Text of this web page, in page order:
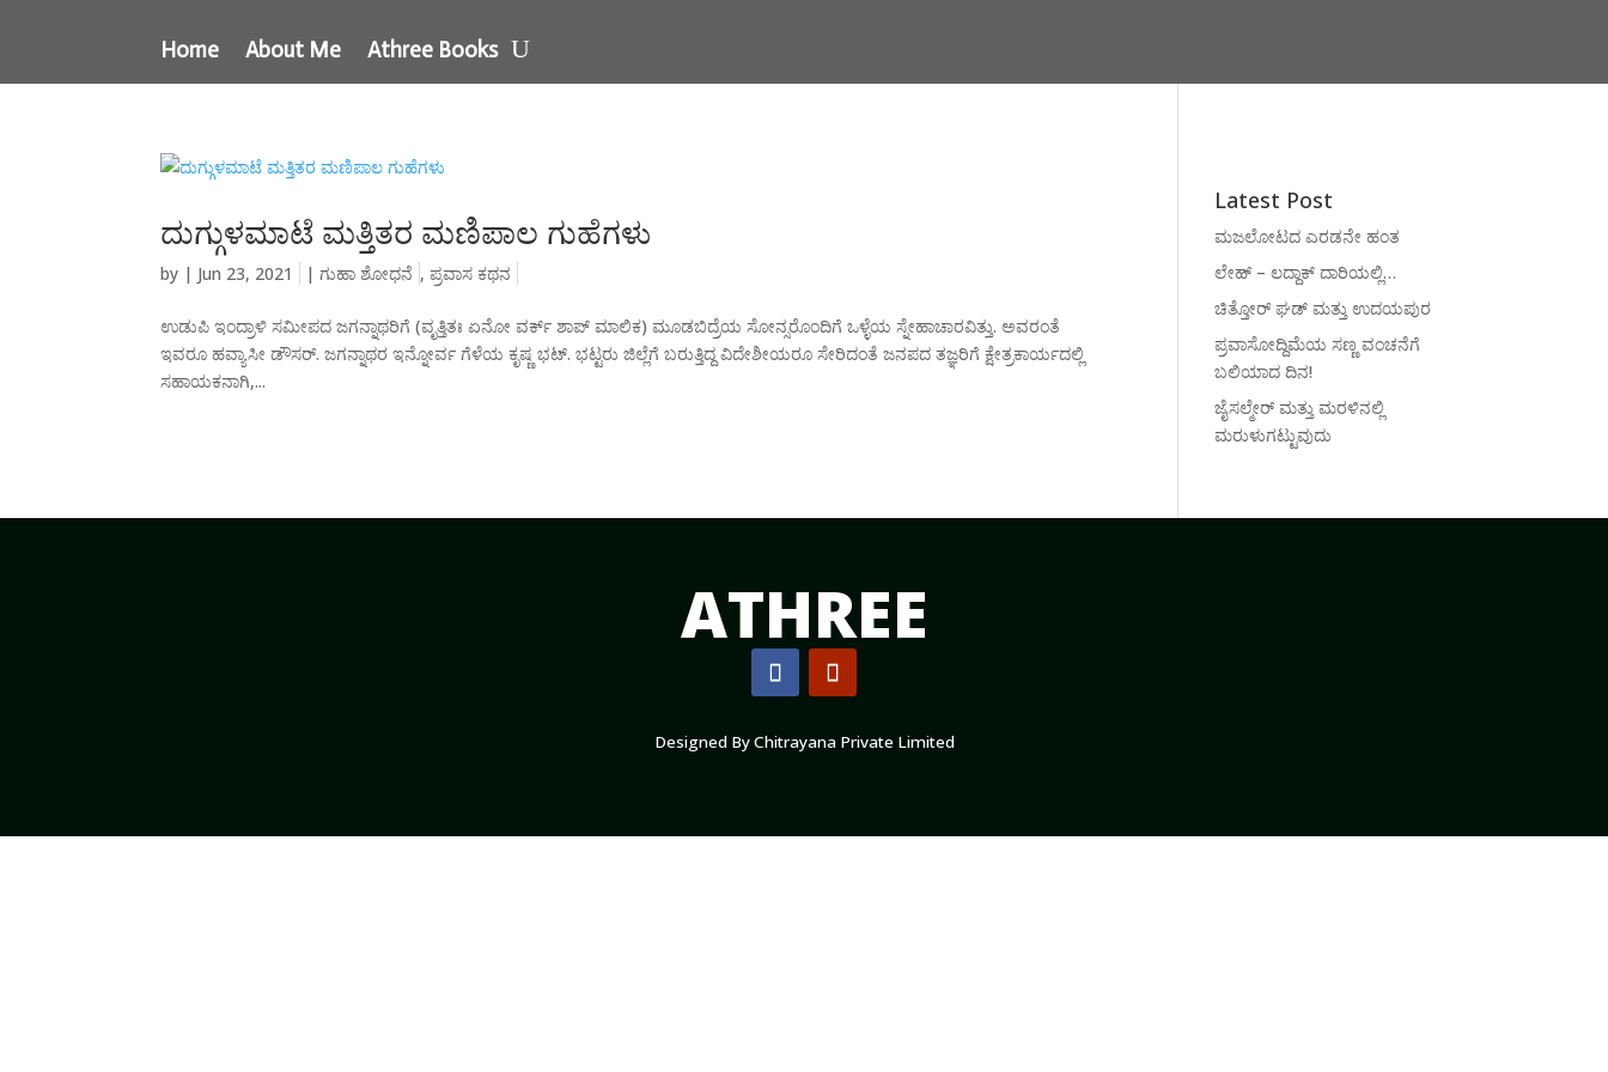
Home About Me Athree Books
ದುಗ್ಗುಳಮಾಟೆ ಮತ್ತಿತರ ಮಣಿಪಾಲ ಗುಹೆಗಳು
by | Jun 23, 2021 |ಗುಹಾ ಶೋಧನೆ ,ಪ್ರವಾಸ ಕಥನ
ಉಡುಪಿ ಇಂದ್ರಾಳಿ ಸಮೀಪದ ಜಗನ್ನಾಥರಿಗೆ (ವೃತ್ತಿತಃ ಏನೋ ವರ್ಕ್ ಶಾಪ್ ಮಾಲಿಕ) ಮೂಡಬಿದ್ರೆಯ ಸೋನ್ಸರೊಂದಿಗೆ ಒಳ್ಳೆಯ ಸ್ನೇಹಾಚಾರವಿತ್ತು. ಅವರಂತೆ
ಇವರೂ ಹವ್ಯಾಸೀ ಡೌಸರ್. ಜಗನ್ನಾಥರ ಇನ್ನೋರ್ವ ಗೆಳೆಯ ಕೃಷ್ಣ ಭಟ್. ಭಟ್ಟರು ಜಿಲ್ಲೆಗೆ ಬರುತ್ತಿದ್ದ ವಿದೇಶೀಯರೂ ಸೇರಿದಂತೆ ಜನಪದ ತಜ್ಞರಿಗೆ ಕ್ಷೇತ್ರಕಾರ್ಯದಲ್ಲಿ
ಸಹಾಯಕನಾಗಿ,...
Latest Post
ಮಜಲೋಟದ ಎರಡನೇ ಹಂತ
ಲೇಹ್ – ಲದ್ದಾಕ್ ದಾರಿಯಲ್ಲಿ…
ಚಿತ್ತೋರ್ ಘಡ್ ಮತ್ತು ಉದಯಪುರ
ಪ್ರವಾಸೋದ್ದಿಮೆಯ ಸಣ್ಣ ವಂಚನೆಗೆ
ಬಲಿಯಾದ ದಿನ!
ಜೈಸಲ್ಮೇರ್ ಮತ್ತು ಮರಳಿನಲ್ಲಿ
ಮರುಳುಗಟ್ಟುವುದು
ATHREE
Designed By Chitrayana Private Limited